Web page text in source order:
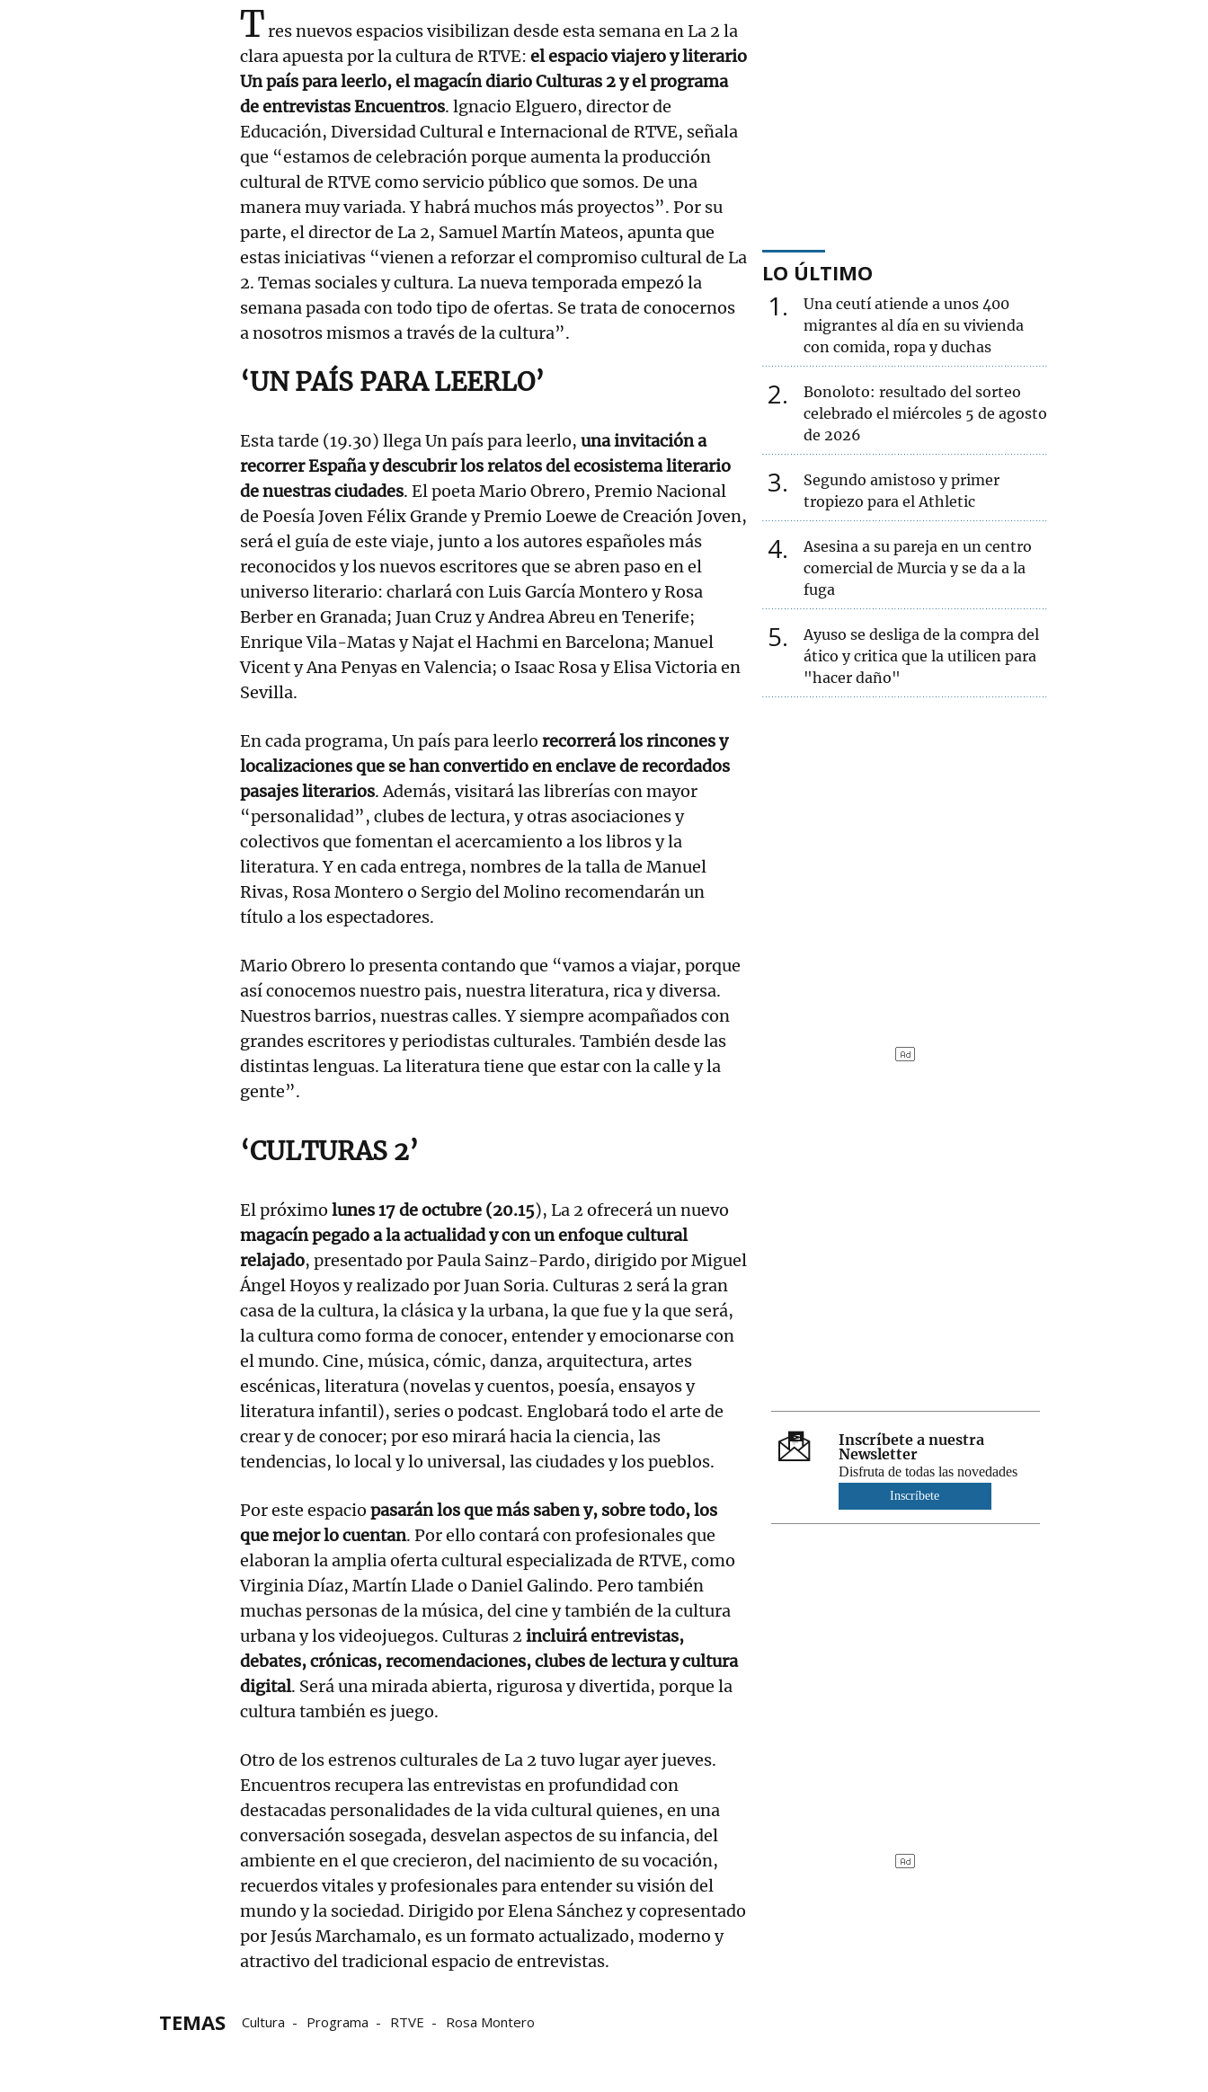
Tres nuevos espacios visibilizan desde esta semana en La 2 la
clara apuesta por la cultura de RTVE: el espacio viajero y literario
Un país para leerlo, el magacín diario Culturas 2 y el programa
de entrevistas Encuentros. lgnacio Elguero, director de
Educación, Diversidad Cultural e Internacional de RTVE, señala
que “estamos de celebración porque aumenta la producción
cultural de RTVE como servicio público que somos. De una
manera muy variada. Y habrá muchos más proyectos”. Por su
parte, el director de La 2, Samuel Martín Mateos, apunta que
estas iniciativas “vienen a reforzar el compromiso cultural de La
2. Temas sociales y cultura. La nueva temporada empezó la
semana pasada con todo tipo de ofertas. Se trata de conocernos
a nosotros mismos a través de la cultura”.
‘UN PAÍS PARA LEERLO’
Esta tarde (19.30) llega Un país para leerlo, una invitación a
recorrer España y descubrir los relatos del ecosistema literario
de nuestras ciudades. El poeta Mario Obrero, Premio Nacional
de Poesía Joven Félix Grande y Premio Loewe de Creación Joven,
será el guía de este viaje, junto a los autores españoles más
reconocidos y los nuevos escritores que se abren paso en el
universo literario: charlará con Luis García Montero y Rosa
Berber en Granada; Juan Cruz y Andrea Abreu en Tenerife;
Enrique Vila-Matas y Najat el Hachmi en Barcelona; Manuel
Vicent y Ana Penyas en Valencia; o Isaac Rosa y Elisa Victoria en
Sevilla.
En cada programa, Un país para leerlo recorrerá los rincones y
localizaciones que se han convertido en enclave de recordados
pasajes literarios. Además, visitará las librerías con mayor
“personalidad”, clubes de lectura, y otras asociaciones y
colectivos que fomentan el acercamiento a los libros y la
literatura. Y en cada entrega, nombres de la talla de Manuel
Rivas, Rosa Montero o Sergio del Molino recomendarán un
título a los espectadores.
Mario Obrero lo presenta contando que “vamos a viajar, porque
así conocemos nuestro pais, nuestra literatura, rica y diversa.
Nuestros barrios, nuestras calles. Y siempre acompañados con
grandes escritores y periodistas culturales. También desde las
distintas lenguas. La literatura tiene que estar con la calle y la
gente”.
‘CULTURAS 2’
El próximo lunes 17 de octubre (20.15), La 2 ofrecerá un nuevo
magacín pegado a la actualidad y con un enfoque cultural
relajado, presentado por Paula Sainz-Pardo, dirigido por Miguel
Ángel Hoyos y realizado por Juan Soria. Culturas 2 será la gran
casa de la cultura, la clásica y la urbana, la que fue y la que será,
la cultura como forma de conocer, entender y emocionarse con
el mundo. Cine, música, cómic, danza, arquitectura, artes
escénicas, literatura (novelas y cuentos, poesía, ensayos y
literatura infantil), series o podcast. Englobará todo el arte de
crear y de conocer; por eso mirará hacia la ciencia, las
tendencias, lo local y lo universal, las ciudades y los pueblos.
Por este espacio pasarán los que más saben y, sobre todo, los
que mejor lo cuentan. Por ello contará con profesionales que
elaboran la amplia oferta cultural especializada de RTVE, como
Virginia Díaz, Martín Llade o Daniel Galindo. Pero también
muchas personas de la música, del cine y también de la cultura
urbana y los videojuegos. Culturas 2 incluirá entrevistas,
debates, crónicas, recomendaciones, clubes de lectura y cultura
digital. Será una mirada abierta, rigurosa y divertida, porque la
cultura también es juego.
Otro de los estrenos culturales de La 2 tuvo lugar ayer jueves.
Encuentros recupera las entrevistas en profundidad con
destacadas personalidades de la vida cultural quienes, en una
conversación sosegada, desvelan aspectos de su infancia, del
ambiente en el que crecieron, del nacimiento de su vocación,
recuerdos vitales y profesionales para entender su visión del
mundo y la sociedad. Dirigido por Elena Sánchez y copresentado
por Jesús Marchamalo, es un formato actualizado, moderno y
atractivo del tradicional espacio de entrevistas.
TEMAS Cultura Programa RTVE Rosa Montero
LO ÚLTIMO
1
Una ceutí atiende a unos 400
migrantes al día en su vivienda
con comida, ropa y duchas
2
Bonoloto: resultado del sorteo
celebrado el miércoles 5 de agosto
de 2026
3
Segundo amistoso y primer
tropiezo para el Athletic
4
Asesina a su pareja en un centro
comercial de Murcia y se da a la
fuga
5
Ayuso se desliga de la compra del
ático y critica que la utilicen para
"hacer daño"
Inscríbete a nuestra
Newsletter
Disfruta de todas las novedades
Inscríbete